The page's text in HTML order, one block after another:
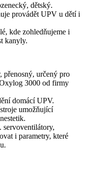
dětský.
provádět UPV u dětí i
kde zohledňujeme i
kanyly.
určený pro
3000 od firmy
domácí UPV.
umožňující
i parametry, které